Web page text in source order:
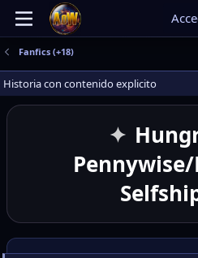
Fanfics (+18)
Historia con contenido explicito